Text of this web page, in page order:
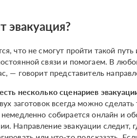
эвакуация?
что не смогут пройти такой
связи и помогаем. В
— говорит представитель
несколько сценариев
заготовок всегда можно
собирается онлайн и
Направление эвакуации следит,